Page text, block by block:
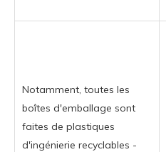
Notamment, toutes les
boîtes d'emballage sont
faites de plastiques
d'ingénierie recyclables -